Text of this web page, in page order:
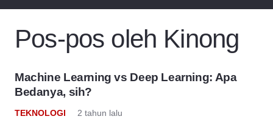
Pos-pos oleh Kinong
Machine Learning vs Deep Learning: Apa
Bedanya, sih?
TEKNOLOGI 2 tahun lalu